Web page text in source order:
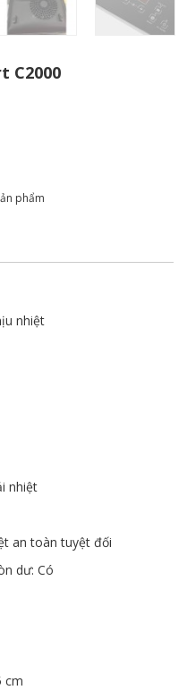
C2000
phẩm
nhiệt
nhiệt
an toàn tuyệt đối
dư: Có
cm